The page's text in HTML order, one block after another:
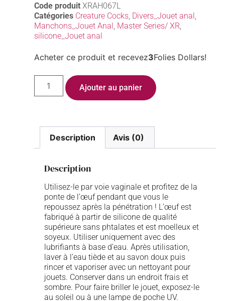
Code produit XRAH067L
Catégories Creature Cocks, Divers_Jouet anal,
Manchons_Jouet Anal, Master Series/ XR,
silicone_Jouet anal
Acheter ce produit et recevez3Folies Dollars!
Ajouter au panier
Description Avis (0)
Description
Utilisez-le par voie vaginale et profitez de la
ponte de l’œuf pendant que vous le
repoussez après la pénétration ! L’œuf est
fabriqué à partir de silicone de qualité
supérieure sans phtalates et est moelleux et
soyeux. Utiliser uniquement avec des
lubrifiants à base d’eau. Après utilisation,
laver à l’eau tiède et au savon doux puis
rincer et vaporiser avec un nettoyant pour
jouets. Conserver dans un endroit frais et
sombre. Pour faire briller le jouet, exposez-le
au soleil ou à une lampe de poche UV.